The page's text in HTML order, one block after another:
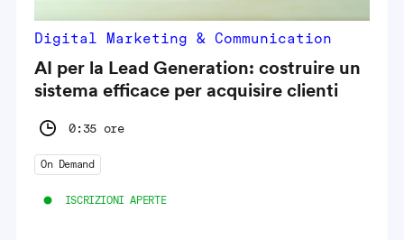
Digital Marketing & Communication
AI per la Lead Generation: costruire un
sistema efficace per acquisire clienti
0:35 ore
On Demand
ISCRIZIONI APERTE